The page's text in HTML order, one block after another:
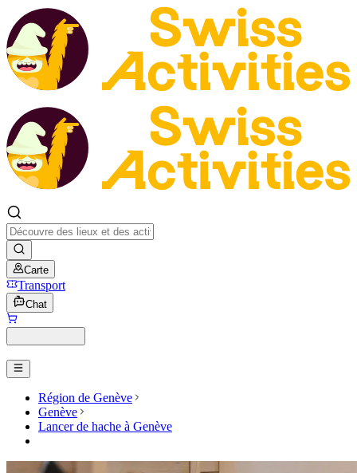
Carte
Transport
Chat
Région de Genève
Genève
Lancer de hache à Genève